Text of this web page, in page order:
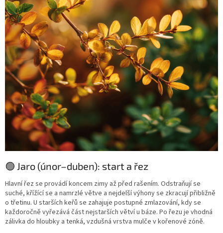
🟢 Jaro (únor–duben): start a řez
Hlavní řez se provádí koncem zimy až před rašením. Odstraňují se
suché, křížící se a namrzlé větve a nejdelší výhony se zkracují přibližně
o třetinu. U starších keřů se zahajuje postupné zmlazování, kdy se
každoročně vyřezává část nejstarších větví u báze. Po řezu je vhodná
zálivka do hloubky a tenká, vzdušná vrstva mulče v kořenové zóně.